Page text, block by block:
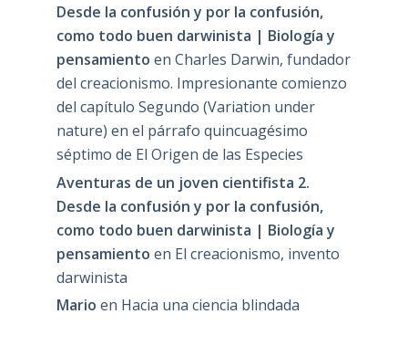
Desde la confusión y por la confusión,
como todo buen darwinista | Biología y
pensamiento en Charles Darwin, fundador
del creacionismo. Impresionante comienzo
del capítulo Segundo (Variation under
nature) en el párrafo quincuagésimo
séptimo de El Origen de las Especies
Aventuras de un joven cientifista 2.
Desde la confusión y por la confusión,
como todo buen darwinista | Biología y
pensamiento en El creacionismo, invento
darwinista
Mario en Hacia una ciencia blindada